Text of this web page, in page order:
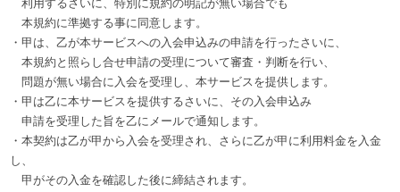
利用するさいに、特別に規約の明記が無い場合でも
本規約に準拠する事に同意します。
・甲は、乙が本サービスへの入会申込みの申請を行ったさいに、
本規約と照らし合せ申請の受理について審査・判断を行い、
問題が無い場合に入会を受理し、本サービスを提供します。
・甲は乙に本サービスを提供するさいに、その入会申込み
申請を受理した旨を乙にメールで通知します。
・本契約は乙が甲から入会を受理され、さらに乙が甲に利用料金を入金
し、
甲がその入金を確認した後に締結されます。